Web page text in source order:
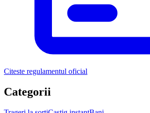
Citeste regulamentul oficial
Categorii